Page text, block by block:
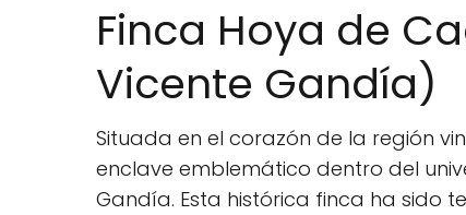
Finca Hoya de
Vicente Gandía)
Situada en el corazón de la región
enclave emblemático dentro del
Gandía. Esta histórica finca ha sido